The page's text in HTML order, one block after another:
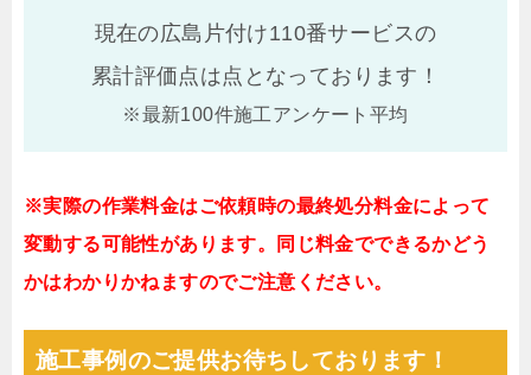
現在の広島片付け110番サービスの
累計評価点は点となっております！
※最新100件施工アンケート平均
※実際の作業料金はご依頼時の最終処分料金によって
変動する可能性があります。同じ料金でできるかどう
かはわかりかねますのでご注意ください。
施工事例のご提供お待ちしております！